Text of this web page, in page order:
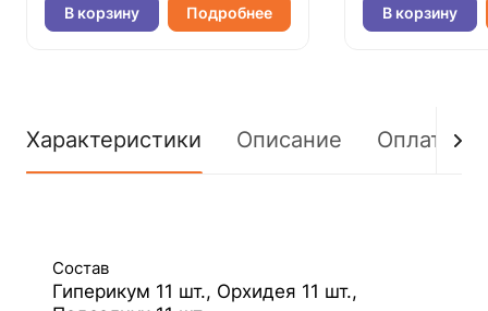
В корзину Подробнее В корзину
Характеристики Описание Оплата
Состав
Гиперикум 11 шт., Орхидея 11 шт.,